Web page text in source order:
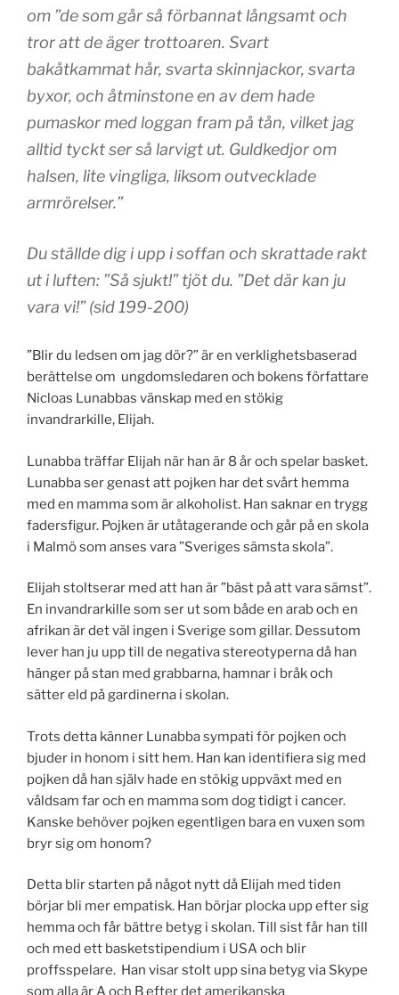
om ”de som går så förbannat långsamt och
tror att de äger trottoaren. Svart
bakåtkammat hår, svarta skinnjackor, svarta
byxor, och åtminstone en av dem hade
pumaskor med loggan fram på tån, vilket jag
alltid tyckt ser så larvigt ut. Guldkedjor om
halsen, lite vingliga, liksom outvecklade
armrörelser.”
Du ställde dig i upp i soffan och skrattade rakt
ut i luften: ”Så sjukt!” tjöt du. ”Det där kan ju
vara vi!” (sid 199-200)
”Blir du ledsen om jag dör?” är en verklighetsbaserad
berättelse om ungdomsledaren och bokens författare
Nicloas Lunabbas vänskap med en stökig
invandrarkille, Elijah.
Lunabba träffar Elijah när han är 8 år och spelar basket.
Lunabba ser genast att pojken har det svårt hemma
med en mamma som är alkoholist. Han saknar en trygg
fadersfigur. Pojken är utåtagerande och går på en skola
i Malmö som anses vara ”Sveriges sämsta skola”.
Elijah stoltserar med att han är ”bäst på att vara sämst”.
En invandrarkille som ser ut som både en arab och en
afrikan är det väl ingen i Sverige som gillar. Dessutom
lever han ju upp till de negativa stereotyperna då han
hänger på stan med grabbarna, hamnar i bråk och
sätter eld på gardinerna i skolan.
Trots detta känner Lunabba sympati för pojken och
bjuder in honom i sitt hem. Han kan identifiera sig med
pojken då han själv hade en stökig uppväxt med en
våldsam far och en mamma som dog tidigt i cancer.
Kanske behöver pojken egentligen bara en vuxen som
bryr sig om honom?
Detta blir starten på något nytt då Elijah med tiden
börjar bli mer empatisk. Han börjar plocka upp efter sig
hemma och får bättre betyg i skolan. Till sist får han till
och med ett basketstipendium i USA och blir
proffsspelare. Han visar stolt upp sina betyg via Skype
som alla är A och B efter det amerikanska